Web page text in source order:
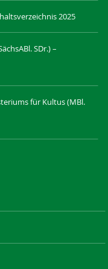
2025
SDr.) –
für Kultus (MBl.